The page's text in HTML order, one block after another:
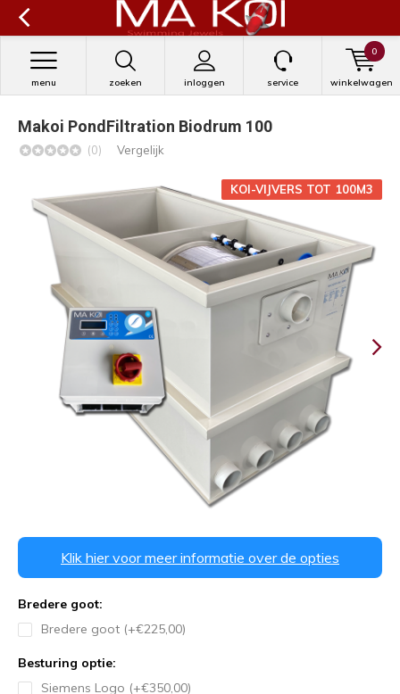
zoeken inloggen
menu service winkelwagen
0
Makoi PondFiltration Biodrum 100
(0) Vergelijk
KOI-VIJVERS TOT 100M3
Klik hier voor meer informatie over de opties
Bredere goot:
Bredere goot (+€225,00)
Besturing optie:
Siemens Logo (+€350,00)